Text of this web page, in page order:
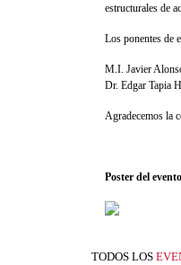
estructurales de
Los ponentes de
M.I. Javier
Dr. Edgar Tapia
Agradecemos la
Poster del
TODOS LOS